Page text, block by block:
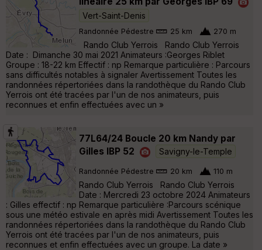
Vert-Saint-Denis
Randonnée Pédestre 25 km 270 m
Rando Club Yerrois Rando Club Yerrois
Date : Dimanche 30 mai 2021 Animateurs :Georges Riblet
Groupe : 18-22 km Effectif : np Remarque particulière : Parcours
sans difficultés notables à signaler Avertissement Toutes les
randonnées répertoriées dans la randothèque du Rando Club
Yerrois ont été tracées par l'un de nos animateurs, puis
reconnues et enfin effectuées avec un »
77L64/24 Boucle 20 km Nandy par
Gilles IBP 52
Savigny-le-Temple
Randonnée Pédestre 20 km 110 m
Rando Club Yerrois Rando Club Yerrois
Date : Mercredi 23 octobre 2024 Animateurs
: Gilles effectif : np Remarque particulière :Parcours scénique
sous une météo estivale en après midi Avertissement Toutes les
randonnées répertoriées dans la randothèque du Rando Club
Yerrois ont été tracées par l'un de nos animateurs, puis
reconnues et enfin effectuées avec un groupe. La date »